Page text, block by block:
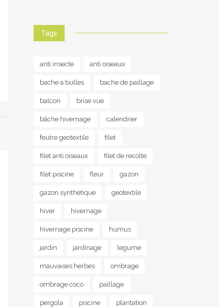
Tags
anti insecte anti oiseaux
bache a bulles bache de paillage
balcon brise vue
bâche hivernage calendrier
feutre geotextile filet
filet anti oiseaux filet de recolte
filet piscine fleur gazon
gazon synthétique geotextile
hiver hivernage
hivernage piscine humus
jardin jardinage legume
mauvaises herbes ombrage
ombrage coco paillage
pergola piscine plantation